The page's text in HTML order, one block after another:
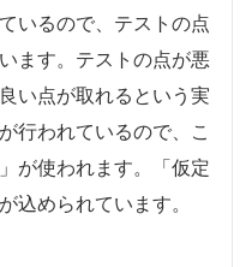
いるので、テストの点
ます。テストの点が悪
い点が取れるという実
行われているので、こ
が使われます。「仮定
込められています。